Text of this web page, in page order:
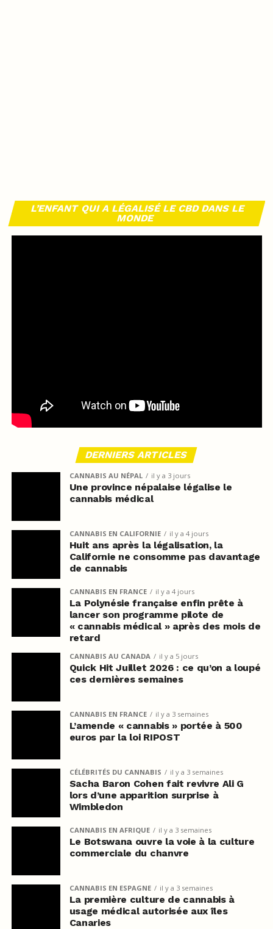
L’ENFANT QUI A LÉGALISÉ LE CBD DANS LE
MONDE
DERNIERS ARTICLES
CANNABIS AU NÉPAL il y a 3 jours
Une province népalaise légalise le
cannabis médical
CANNABIS EN CALIFORNIE il y a 4 jours
Huit ans après la légalisation, la
Californie ne consomme pas davantage
de cannabis
CANNABIS EN FRANCE il y a 4 jours
La Polynésie française enfin prête à
lancer son programme pilote de
« cannabis médical » après des mois de
retard
CANNABIS AU CANADA il y a 5 jours
Quick Hit Juillet 2026 : ce qu’on a loupé
ces dernières semaines
CANNABIS EN FRANCE il y a 3 semaines
L’amende « cannabis » portée à 500
euros par la loi RIPOST
CÉLÉBRITÉS DU CANNABIS il y a 3 semaines
Sacha Baron Cohen fait revivre Ali G
lors d’une apparition surprise à
Wimbledon
CANNABIS EN AFRIQUE il y a 3 semaines
Le Botswana ouvre la voie à la culture
commerciale du chanvre
CANNABIS EN ESPAGNE il y a 3 semaines
La première culture de cannabis à
usage médical autorisée aux îles
Canaries